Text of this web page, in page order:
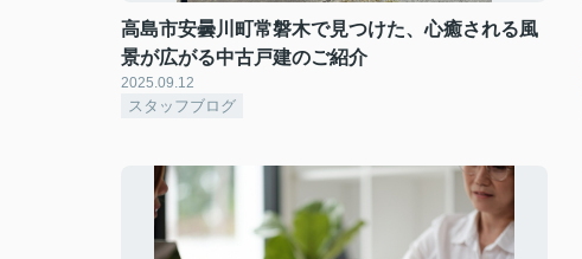
高島市安曇川町常磐木で見つけた、心癒される風
景が広がる中古戸建のご紹介
2025.09.12
スタッフブログ